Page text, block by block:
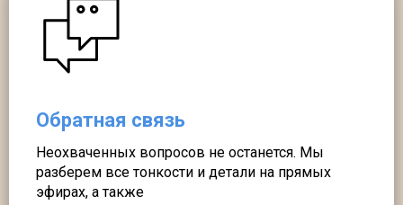
Обратная связь
Неохваченных вопросов не останется. Мы
разберем все тонкости и детали на прямых
эфирах, а также